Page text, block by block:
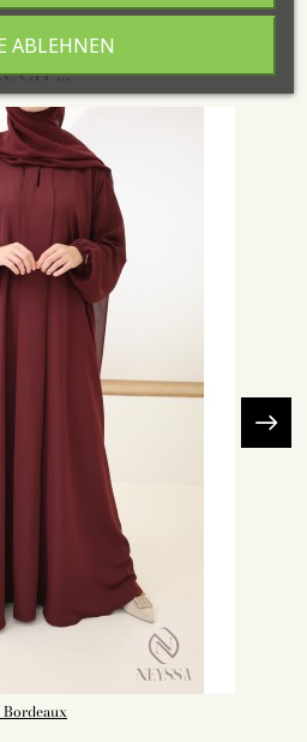
ARTIKEL GEKAUFT
...
ABLEHNEN